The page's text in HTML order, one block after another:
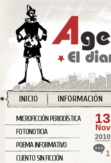
INICIO INFORMACIÓN
MICROFICCIÓN PERIODÍSTICA
FOTONOTICIA
POEMA INFORMATIVO
CUENTO SIN FICCIÓN
13
Nov
2010
1